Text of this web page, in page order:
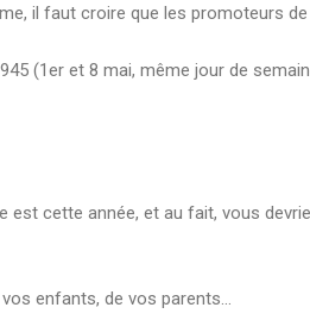
il faut croire que les promoteurs
(1er et 8 mai, même jour de
est cette année, et au fait, vous
enfants, de vos parents...